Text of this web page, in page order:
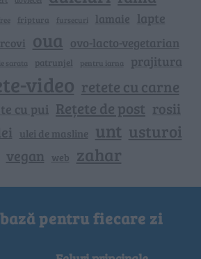
friptura fursecuri lamaie lapte
oua ovo-lacto-vegetarian
sarata patrunjel pentru iarna prajitura
video retete cu carne
cu pui Rețete de post rosii
ulei de masline unt usturoi
vegan web zahar
pentru fiecare zi